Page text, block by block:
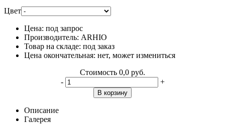
Цвет
Цена: под запрос
Производитель: ARHIO
Товар на складе: под заказ
Цена окончательная: нет, может измениться
Стоимость 0,0 руб.
-
+
В корзину
Описание
Галерея